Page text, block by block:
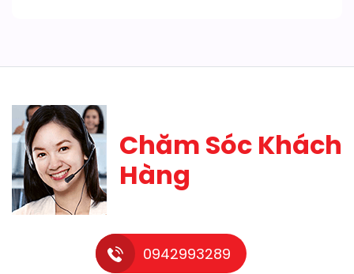
Chăm Sóc Khách
Hàng
0942993289